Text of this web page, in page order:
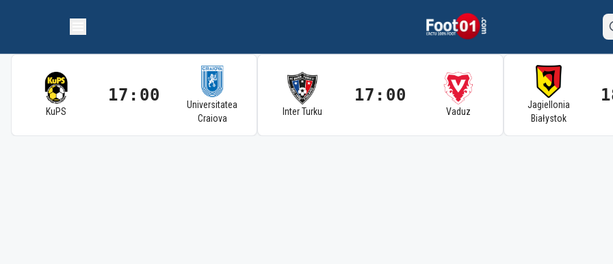
KuPS
17:00
Universitatea
Craiova
Inter Turku
17:00
Vaduz
Jagiellonia
Białystok